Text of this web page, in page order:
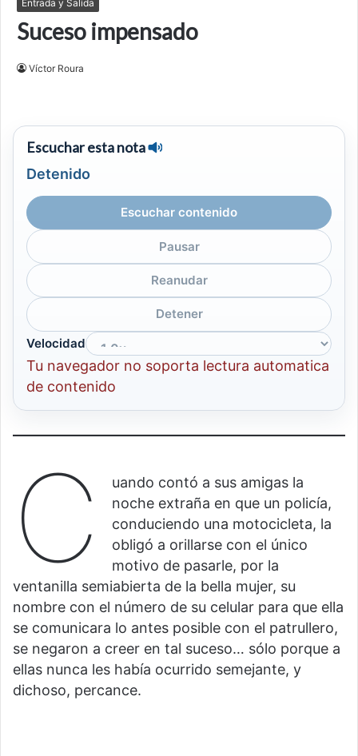
Entrada y Salida
Suceso impensado
Víctor Roura
Escuchar esta nota
Detenido
Escuchar contenido
Pausar
Reanudar
Detener
Velocidad
Tu navegador no soporta lectura automatica
de contenido
C
uando contó a sus amigas la
noche extraña en que un policía,
conduciendo una motocicleta, la
obligó a orillarse con el único
motivo de pasarle, por la
ventanilla semiabierta de la bella mujer, su
nombre con el número de su celular para que ella
se comunicara lo antes posible con el patrullero,
se negaron a creer en tal suceso… sólo porque a
ellas nunca les había ocurrido semejante, y
dichoso, percance.